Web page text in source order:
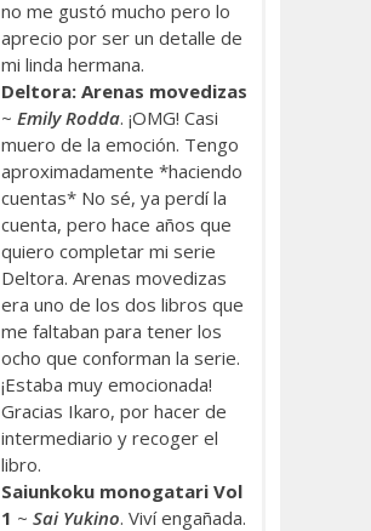
no me gustó mucho pero lo
aprecio por ser un detalle de
mi linda hermana.
Deltora: Arenas movedizas
~ Emily Rodda. ¡OMG! Casi
muero de la emoción. Tengo
aproximadamente *haciendo
cuentas* No sé, ya perdí la
cuenta, pero hace años que
quiero completar mi serie
Deltora. Arenas movedizas
era uno de los dos libros que
me faltaban para tener los
ocho que conforman la serie.
¡Estaba muy emocionada!
Gracias Ikaro, por hacer de
intermediario y recoger el
libro.
Saiunkoku monogatari Vol
1 ~ Sai Yukino. Viví engañada.